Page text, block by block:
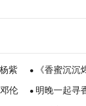
紫 ● 《香蜜沉
潮范中国风
伦 ● 明晚一起寻